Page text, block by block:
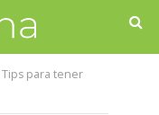
Tips para tener